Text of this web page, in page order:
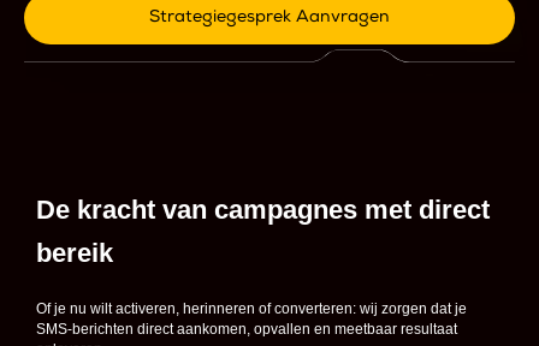
Strategiegesprek Aanvragen
De kracht van campagnes met direct
bereik
Of je nu wilt activeren, herinneren of converteren: wij zorgen dat je
SMS-berichten direct aankomen, opvallen en meetbaar resultaat